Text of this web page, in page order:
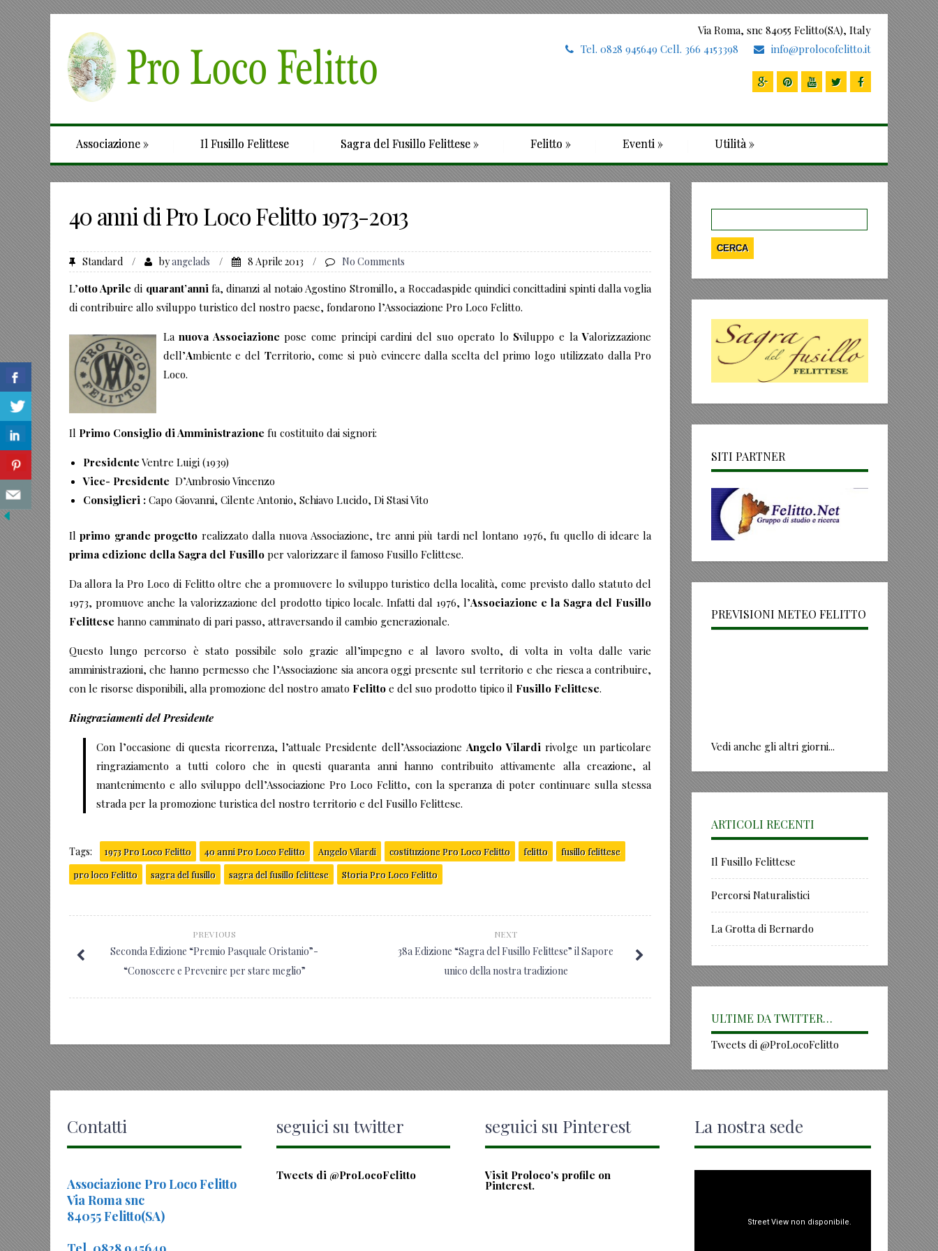
Via Roma, snc 84055 Felitto(SA), Italy
Tel. 0828 945649 Cell. 366 4153398
info@prolocofelitto.it
Associazione» Il Fusillo Felittese Sagra del Fusillo Felittese» Felitto » Eventi » Utilità »
40 anni di Pro Loco Felitto 1973-2013
Standard / byangelads / 8 Aprile 2013 / No Comments
L’otto Apriledi quarant’anni fa, dinanzi al notaio Agostino Stromillo, a Roccadaspide quindici concittadini spinti dalla voglia
di contribuire allo sviluppo turistico del nostro paese, fondarono l’Associazione Pro Loco Felitto.
Lanuova Associazionepose come principi cardini del suo operato lo Sviluppo e laValorizzazione
dell’Ambiente e del Territorio, come si può evincere dalla scelta del primo logo utilizzato dalla Pro
Loco.
Il Primo Consiglio di Amministrazionefu costituito dai signori:
PresidenteVentre Luigi (1939)
Vice- PresidenteD’Ambrosio Vincenzo
Consiglieri :Capo Giovanni, Cilente Antonio, Schiavo Lucido, Di Stasi Vito
Ilprimo grande progetto realizzato dalla nuova Associazione, tre anni più tardi nel lontano 1976, fu quello di ideare la
prima edizione della Sagra del Fusilloper valorizzare il famoso Fusillo Felittese.
Da allora la Pro Loco di Felitto oltre che a promuovere lo sviluppo turistico della località, come previsto dallo statuto del
1973, promuove anche la valorizzazione del prodotto tipico locale. Infatti dal 1976, l’Associazione e la Sagra del Fusillo
Felittesehanno camminato di pari passo, attraversando il cambio generazionale.
Questo lungo percorso è stato possibile solo grazie all’impegno e al lavoro svolto, di volta in volta dalle varie
amministrazioni, che hanno permesso che l’Associazione sia ancora oggi presente sul territorio e che riesca a contribuire,
con le risorse disponibili, alla promozione del nostro amato Felittoe del suo prodotto tipico il Fusillo Felittese.
Ringraziamenti del Presidente
Con l’occasione di questa ricorrenza, l’attuale Presidente dell’AssociazioneAngelo Vilardirivolge un particolare
ringraziamento a tutti coloro che in questi quaranta anni hanno contribuito attivamente alla creazione, al
mantenimento e allo sviluppo dell’Associazione Pro Loco Felitto, con la speranza di poter continuare sulla stessa
strada per la promozione turistica del nostro territorio e del Fusillo Felittese.
Tags: 1973 Pro Loco Felitto 40 anni Pro Loco Felitto Angelo Vilardi costituzione Pro Loco Felitto felitto
fusillo felittese
pro loco Felitto
sagra del fusillo sagra del fusillo felittese Storia Pro Loco Felitto
NEXT
38a Edizione “Sagra del Fusillo Felittese” il Sapore
unico della nostra tradizione
PREVIOUS
Seconda Edizione “Premio Pasquale Oristanio”-
“Conoscere e Prevenire per stare meglio”
SITI PARTNER
PREVISIONI METEO FELITTO
Vedi anche gli altri giorni...
ARTICOLI RECENTI
Il Fusillo Felittese
Percorsi Naturalistici
La Grotta di Bernardo
ULTIME DA TWITTER…
Tweets di @ProLocoFelitto
Contatti
Associazione Pro Loco Felitto
Via Roma snc
84055 Felitto(SA)
seguici su twitter
Tweets di @ProLocoFelitto
seguici su Pinterest
Visit Proloco's profile on
Pinterest.
La nostra sede